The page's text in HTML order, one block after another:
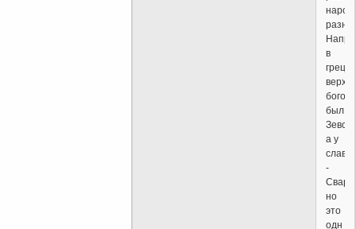
в
греции
богом
был
Зевс,
а у
-
но
это
одн